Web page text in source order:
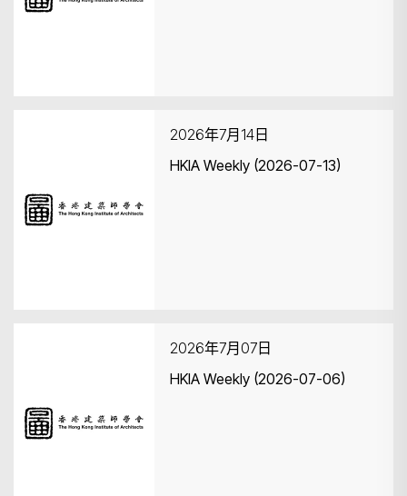
2026年7月14日
HKIA Weekly (2026-07-13)
2026年7月07日
HKIA Weekly (2026-07-06)